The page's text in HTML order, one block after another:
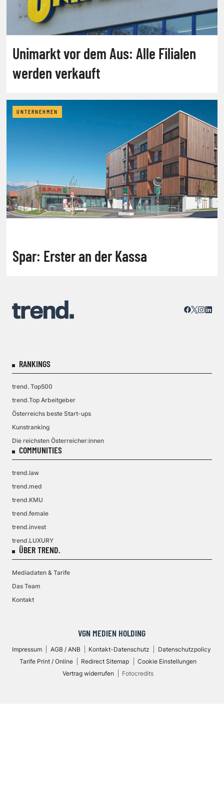
Unimarkt vor dem Aus: Alle Filialen
werden verkauft
UNTERNEHMEN
Spar: Erster an der Kassa
RANKINGS
trend. Top500
trend.Top Arbeitgeber
Österreichs beste Start-ups
Kunstranking
Die reichsten Österreicher:innen
COMMUNITIES
trend.law
trend.med
trend.KMU
trend.female
trend.invest
trend.LUXURY
ÜBER TREND.
Mediadaten & Tarife
Das Team
Kontakt
VGN MEDIEN HOLDING
Impressum AGB / ANB Kontakt-Datenschutz
Datenschutzpolicy
Tarife Print / Online
Redirect Sitemap
Cookie Einstellungen
Vertrag widerrufen
Fotocredits